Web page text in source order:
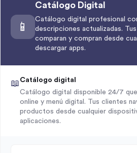
📱
Catálogo Digital
Catálogo digital profesional
descripciones actualizadas.
comparan y compran desde
descargar apps.
📖 Catálogo digital
Catálogo digital disponible 24/7
online y menú digital. Tus clientes
productos desde cualquier
aplicaciones.